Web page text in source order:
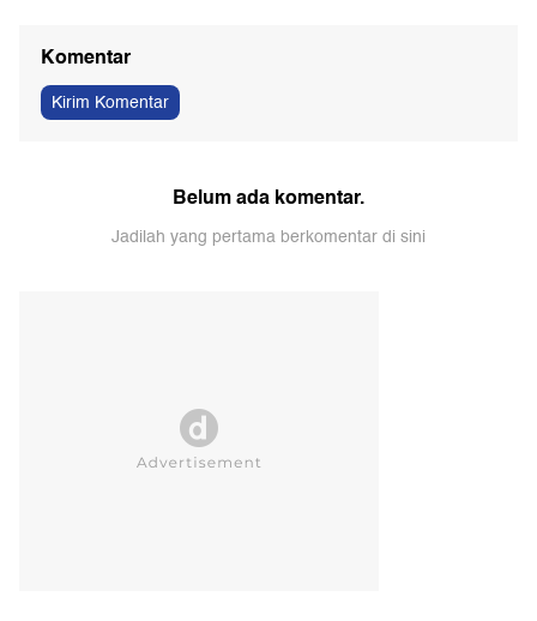
Komentar
Kirim Komentar
Belum ada komentar.
Jadilah yang pertama berkomentar di sini